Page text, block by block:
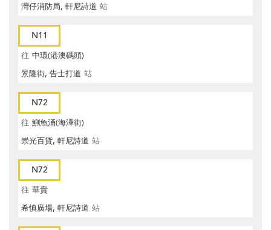
灣仔消防局, 軒尼詩道 站
N11
往 中環(港澳碼頭)
景隆街, 告士打道 站
N72
往 鰂魚涌(海澤街)
崇光百貨, 軒尼詩道 站
N72
往 華貴
希慎廣場, 軒尼詩道 站